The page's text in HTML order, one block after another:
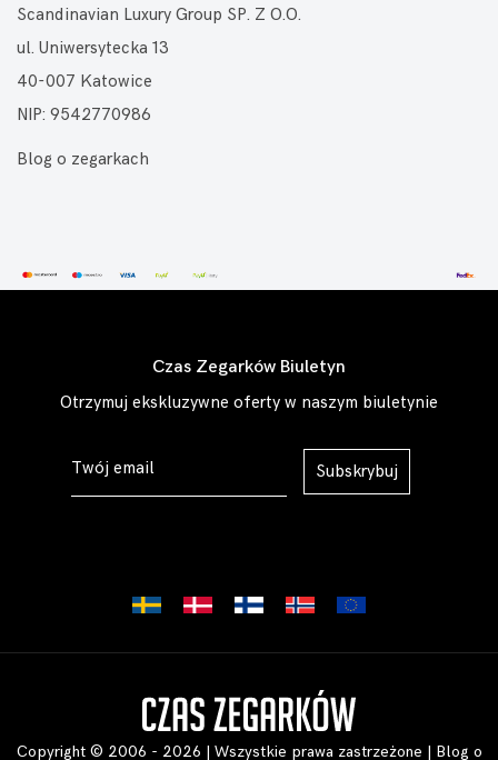
Scandinavian Luxury Group SP. Z O.O.
ul. Uniwersytecka 13
40-007 Katowice
NIP: 9542770986
Blog o zegarkach
Czas Zegarków Biuletyn
Otrzymuj ekskluzywne oferty w naszym biuletynie
Subskrybuj
Copyright © 2006 - 2026 | Wszystkie prawa zastrzeżone | Blog o